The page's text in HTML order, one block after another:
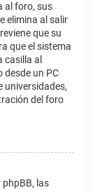
al foro, sus
elimina al salir
que su
que el sistema
casilla al
desde un PC
universidades,
del foro
phpBB, las